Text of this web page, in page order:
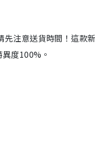
注意送貨時間！這款
度100%。